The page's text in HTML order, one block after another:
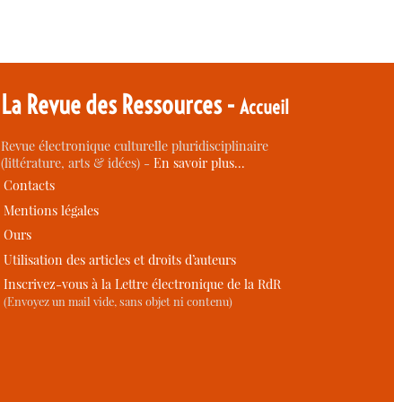
La Revue des Ressources -Accueil
Revue électronique culturelle pluridisciplinaire
(littérature, arts & idées) -En savoir plus…
Contacts
Mentions légales
Ours
Utilisation des articles et droits d’auteurs
Inscrivez-vous à la Lettre électronique de la RdR
(Envoyez un mail vide, sans objet ni contenu)